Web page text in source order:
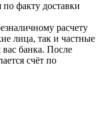
по факту доставки
расчету
лица, так и частные
банка. После
счёт по